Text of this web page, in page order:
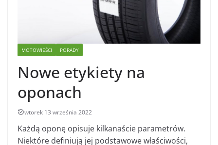
MOTOWIEŚCI PORADY
Nowe etykiety na
oponach
wtorek 13 września 2022
Każdą oponę opisuje kilkanaście parametrów.
Niektóre definiują jej podstawowe właściwości,